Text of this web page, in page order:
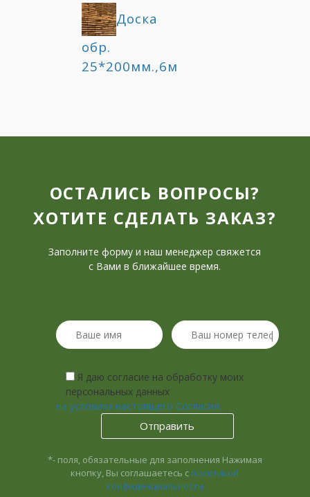
Доска
обр.
25*200мм.,6м
ОСТАЛИСЬ ВОПРОСЫ?
ХОТИТЕ СДЕЛАТЬ ЗАКАЗ?
Заполните форму и наш менеджер свяжется
с Вами в ближайшее время.
Я даю согласие на обработку моих
персональных данных
на условиях настоящего Согласия.
*- поля, обязательные для заполнения Нажимая
кнопку, Вы соглашаетесь с политикой
конфиденциальности